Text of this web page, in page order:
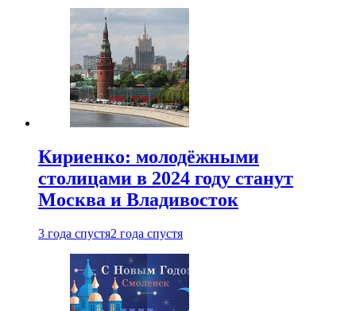
Кириенко: молодёжными
столицами в 2024 году станут
Москва и Владивосток
3 года спустя2 года спустя